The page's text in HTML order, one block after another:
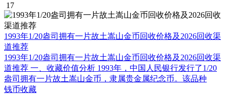
17
1993年1/20盎司拥有一片故土嵩山金币回收价格及2026回收渠
道推荐
1993年1/20盎司拥有一片故土嵩山金币回收价格及2026回收渠
道推荐 一、收藏价值分析 1993年，中国人民银行发行了1/20
盎司拥有一片故土嵩山金币，隶属贵金属纪念币。该品种
钱币收藏